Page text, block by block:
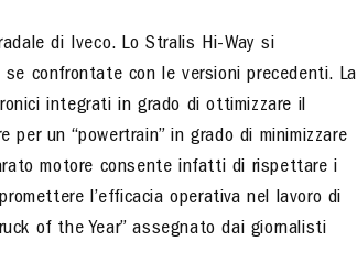
di Iveco. Lo Stralis Hi-Way si
confrontate con le versioni precedenti. La
integrati in grado di ottimizzare il
un “powertrain” in grado di minimizzare
motore consente infatti di rispettare i
l’efficacia operativa nel lavoro di
of the Year” assegnato dai giornalisti